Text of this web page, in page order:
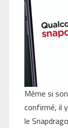
Même si
confirmé, il
le